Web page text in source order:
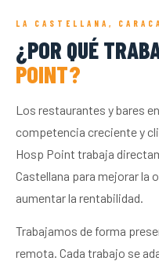
LA CASTELLANA,
¿POR QUÉ
POINT?
Los restaurantes y bares
competencia creciente y
Hosp Point trabaja
Castellana para mejorar la
aumentar la rentabilidad.
Trabajamos de forma
remota. Cada trabajo se